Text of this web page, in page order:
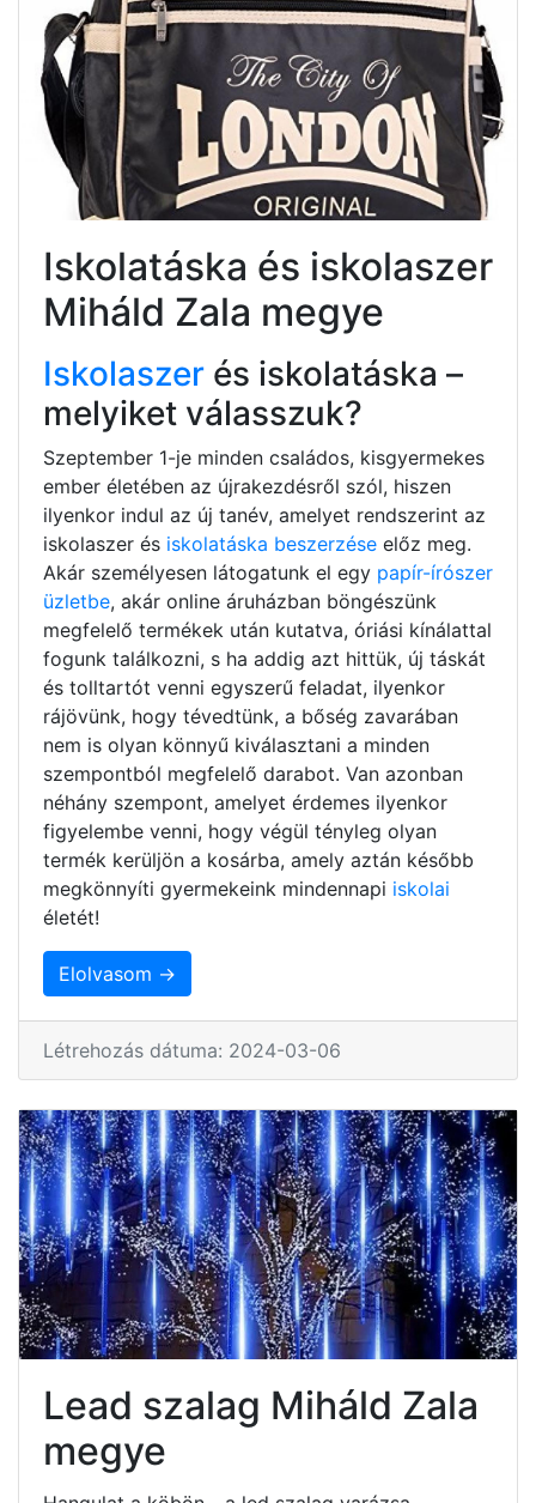
Iskolatáska és iskolaszer
Miháld Zala megye
Iskolaszer és iskolatáska –
melyiket válasszuk?
Szeptember 1-je minden családos, kisgyermekes
ember életében az újrakezdésről szól, hiszen
ilyenkor indul az új tanév, amelyet rendszerint az
iskolaszer és iskolatáska beszerzése előz meg.
Akár személyesen látogatunk el egy papír-írószer
üzletbe, akár online áruházban böngészünk
megfelelő termékek után kutatva, óriási kínálattal
fogunk találkozni, s ha addig azt hittük, új táskát
és tolltartót venni egyszerű feladat, ilyenkor
rájövünk, hogy tévedtünk, a bőség zavarában
nem is olyan könnyű kiválasztani a minden
szempontból megfelelő darabot. Van azonban
néhány szempont, amelyet érdemes ilyenkor
figyelembe venni, hogy végül tényleg olyan
termék kerüljön a kosárba, amely aztán később
megkönnyíti gyermekeink mindennapi iskolai
életét!
Elolvasom →
Létrehozás dátuma: 2024-03-06
Lead szalag Miháld Zala
megye